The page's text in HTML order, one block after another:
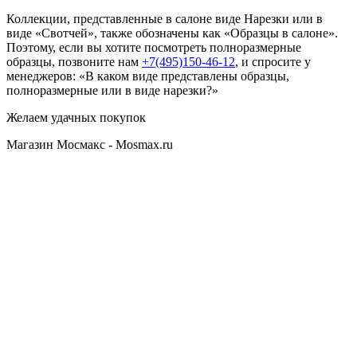
Коллекции, представленные в салоне виде Нарезки или в
виде «Свотчей», также обозначены как «Образцы в салоне».
Поэтому, если вы хотите посмотреть полноразмерные
образцы, позвоните нам +7(495)150-46-12, и спросите у
менеджеров: «В каком виде представлены образцы,
полноразмерные или в виде нарезки?»
Желаем удачных покупок
Магазин Мосмакс - Mosmax.ru